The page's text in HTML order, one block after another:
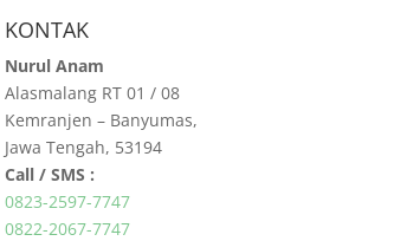
KONTAK
Nurul Anam
Alasmalang RT 01 / 08
Kemranjen – Banyumas,
Jawa Tengah, 53194
Call / SMS :
0823-2597-7747
0822-2067-7747